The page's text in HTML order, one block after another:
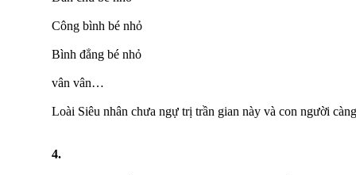
Công bình bé nhỏ
Bình đẳng bé nhỏ
vân vân…
Loài Siêu nhân chưa ngự trị trần gian này và con người
4.